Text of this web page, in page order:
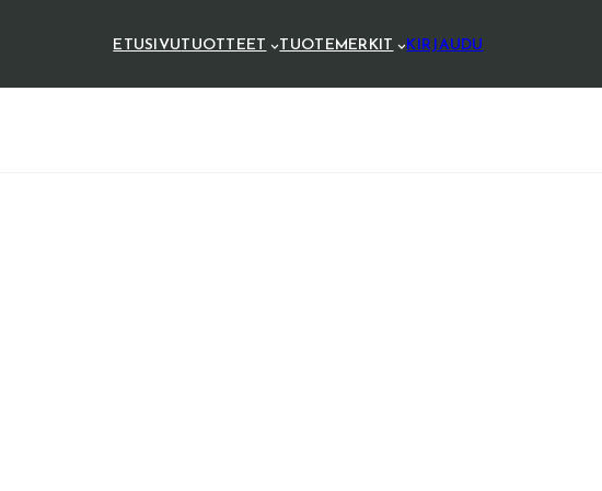
ETUSIVUTUOTTEET TUOTEMERKIT KIRJAUDU